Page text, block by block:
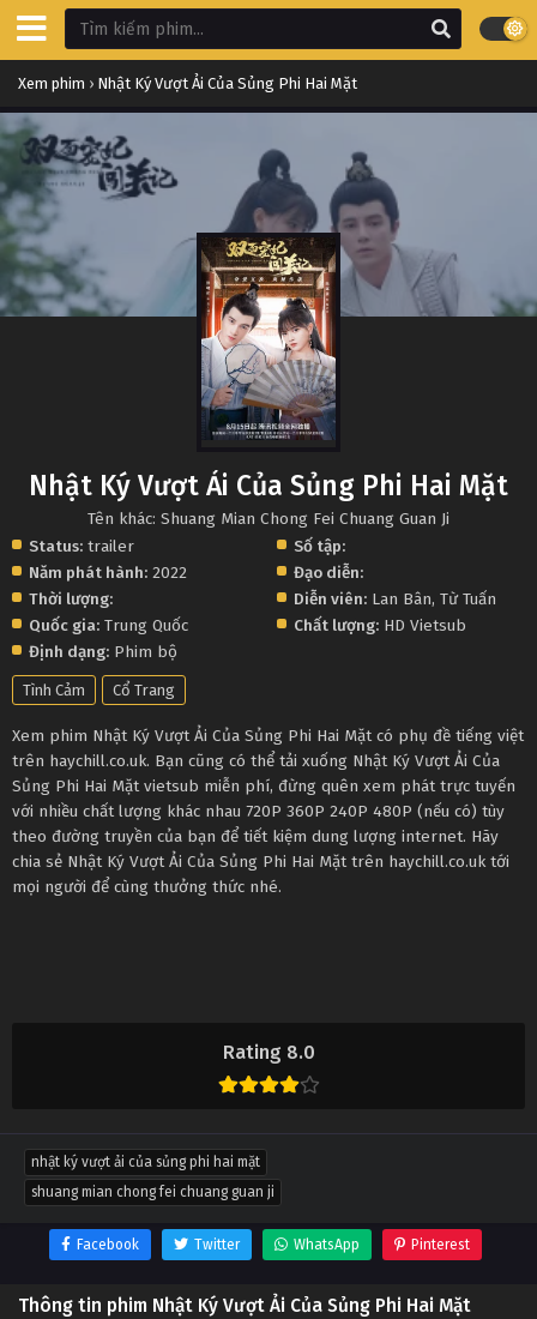
Xem phim › Nhật Ký Vượt Ải Của Sủng Phi Hai Mặt
Rating 8.0
Nhật Ký Vượt Ải Của Sủng Phi Hai Mặt
Tên khác: Shuang Mian Chong Fei Chuang Guan Ji
Status: trailer
Năm phát hành: 2022
Thời lượng:
Quốc gia: Trung Quốc
Định dạng: Phim bộ
Số tập:
Đạo diễn:
Diễn viên: Lan Bân,Từ Tuấn
Chất lượng: HD Vietsub
Tình Cảm Cổ Trang
Xem phim Nhật Ký Vượt Ải Của Sủng Phi Hai Mặt có phụ đề tiếng việt
trên haychill.co.uk. Bạn cũng có thể tải xuống Nhật Ký Vượt Ải Của
Sủng Phi Hai Mặt vietsub miễn phí, đừng quên xem phát trực tuyến
với nhiều chất lượng khác nhau 720P 360P 240P 480P (nếu có) tùy
theo đường truyền của bạn để tiết kiệm dung lượng internet. Hãy
chia sẻ Nhật Ký Vượt Ải Của Sủng Phi Hai Mặt trên haychill.co.uk tới
mọi người để cùng thưởng thức nhé.
nhật ký vượt ải của sủng phi hai mặt
shuang mian chong fei chuang guan ji
Facebook Twitter WhatsApp Pinterest
Thông tin phim Nhật Ký Vượt Ải Của Sủng Phi Hai Mặt